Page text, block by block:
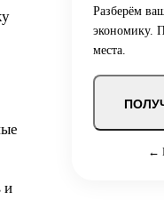
и
Разберём
экономику.
места.
←